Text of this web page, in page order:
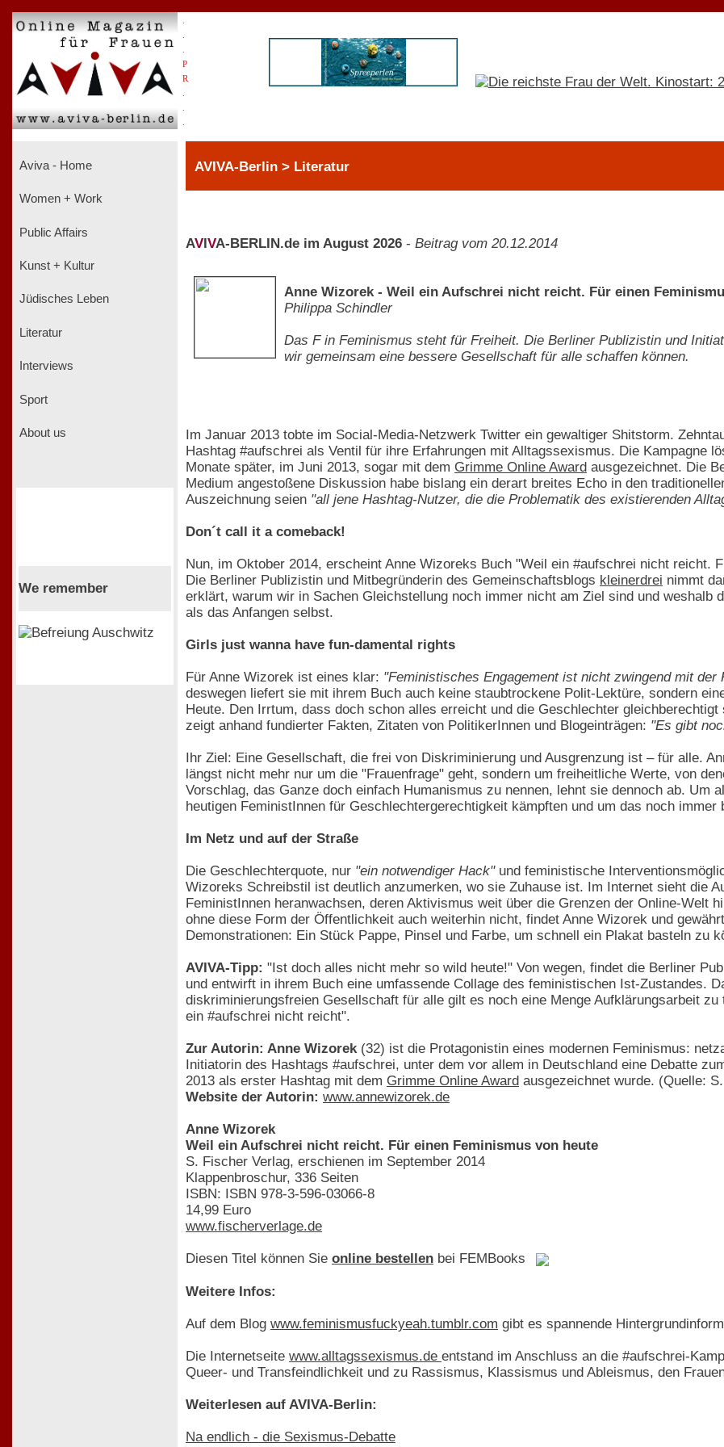
P
R
Aviva - Home
Women + Work
Public Affairs
Kunst + Kultur
Jüdisches Leben
Literatur
Interviews
Sport
About us
We remember
AVIVA-Berlin > Literatur
AV VA-BERLIN.de im August 2026 - Beitrag vom 20.12.2014
Anne Wizorek - Weil ein Aufschrei nicht reicht. Für einen
Philippa Schindler
Das F in Feminismus steht für Freiheit. Die Berliner Publizistin und
wir gemeinsam eine bessere Gesellschaft für alle schaffen können.
Im Januar 2013 tobte im Social-Media-Netzwerk Twitter ein gewaltiger Shitstorm.
Hashtag #aufschrei als Ventil für ihre Erfahrungen mit Alltagssexismus. Die Kampagne
Monate später, im Juni 2013, sogar mit dem Grimme Online Award ausgezeichnet. Die
Medium angestoßene Diskussion habe bislang ein derart breites Echo in den
Auszeichnung seien "all jene Hashtag-Nutzer, die die Problematik des existierenden
Don´t call it a comeback!
Nun, im Oktober 2014, erscheint Anne Wizoreks Buch "Weil ein #aufschrei nicht reicht.
Die Berliner Publizistin und Mitbegründerin des Gemeinschaftsblogs kleinerdrei nimmt
erklärt, warum wir in Sachen Gleichstellung noch immer nicht am Ziel sind und weshalb
als das Anfangen selbst.
Girls just wanna have fun-damental rights
Für Anne Wizorek ist eines klar: "Feministisches Engagement ist nicht zwingend mit
deswegen liefert sie mit ihrem Buch auch keine staubtrockene Polit-Lektüre, sondern
Heute. Den Irrtum, dass doch schon alles erreicht und die Geschlechter
zeigt anhand fundierter Fakten, Zitaten von PolitikerInnen und Blogeinträgen: "Es gibt
Ihr Ziel: Eine Gesellschaft, die frei von Diskriminierung und Ausgrenzung ist – für alle.
längst nicht mehr nur um die "Frauenfrage" geht, sondern um freiheitliche Werte, von
Vorschlag, das Ganze doch einfach Humanismus zu nennen, lehnt sie dennoch ab. Um
heutigen FeministInnen für Geschlechtergerechtigkeit kämpften und um das noch
Im Netz und auf der Straße
Die Geschlechterquote, nur "ein notwendiger Hack"und feministische
Wizoreks Schreibstil ist deutlich anzumerken, wo sie Zuhause ist. Im Internet sieht die
FeministInnen heranwachsen, deren Aktivismus weit über die Grenzen der Online-Welt
ohne diese Form der Öffentlichkeit auch weiterhin nicht, findet Anne Wizorek und
Demonstrationen: Ein Stück Pappe, Pinsel und Farbe, um schnell ein Plakat basteln zu
AVIVA-Tipp: "Ist doch alles nicht mehr so wild heute!" Von wegen, findet die Berliner
und entwirft in ihrem Buch eine umfassende Collage des feministischen Ist-Zustandes.
diskriminierungsfreien Gesellschaft für alle gilt es noch eine Menge Aufklärungsarbeit
ein #aufschrei nicht reicht".
Zur Autorin: Anne Wizorek(32) ist die Protagonistin eines modernen Feminismus:
Initiatorin des Hashtags #aufschrei, unter dem vor allem in Deutschland eine Debatte
2013 als erster Hashtag mit dem Grimme Online Award ausgezeichnet wurde. (Quelle:
Website der Autorin: www.annewizorek.de
Anne Wizorek
Weil ein Aufschrei nicht reicht. Für einen Feminismus von heute
S. Fischer Verlag, erschienen im September 2014
Klappenbroschur, 336 Seiten
ISBN: ISBN 978-3-596-03066-8
14,99 Euro
www.fischerverlage.de
Diesen Titel können Sie online bestellen bei FEMBooks
Weitere Infos:
Auf dem Blog www.feminismusfuckyeah.tumblr.com gibt es spannende
Die Internetseite www.alltagssexismus.de entstand im Anschluss an die #aufschrei-
Queer- und Transfeindlichkeit und zu Rassismus, Klassismus und Ableismus, den
Weiterlesen auf AVIVA-Berlin:
Na endlich - die Sexismus-Debatte